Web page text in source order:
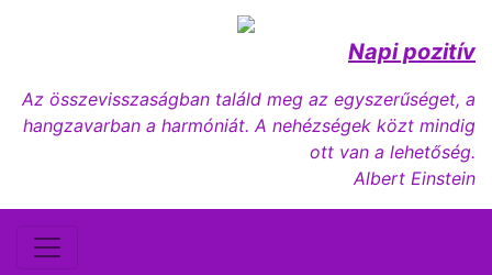
Napi pozitív
Az összevisszaságban találd meg az egyszerűséget, a
hangzavarban a harmóniát. A nehézségek közt mindig
ott van a lehetőség.
Albert Einstein